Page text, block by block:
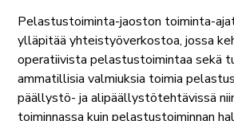
Pelastustoiminta-jaoston toiminta-
ylläpitää yhteistyöverkostoa, jossa
operatiivista pelastustoimintaa sekä
ammatillisia valmiuksia toimia
päällystö- ja alipäällystötehtävissä
toiminnassa kuin pelastustoiminnan